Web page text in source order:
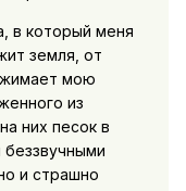
в который меня
земля, от
мою
из
них песок в
и страшно